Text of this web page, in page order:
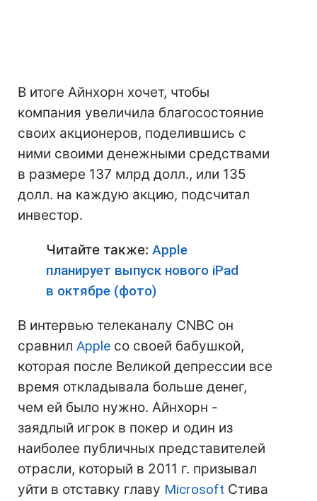
В итоге Айнхорн хочет, чтобы
компания увеличила благосостояние
своих акционеров, поделившись с
ними своими денежными средствами
в размере 137 млрд долл., или 135
долл. на каждую акцию, подсчитал
инвестор.
Читайте также: Apple
планирует выпуск нового iPad
в октябре (фото)
В интервью телеканалу CNBC он
сравнил Apple со своей бабушкой,
которая после Великой депрессии все
время откладывала больше денег,
чем ей было нужно. Айнхорн -
заядлый игрок в покер и один из
наиболее публичных представителей
отрасли, который в 2011 г. призывал
уйти в отставку главу Microsoft Стива